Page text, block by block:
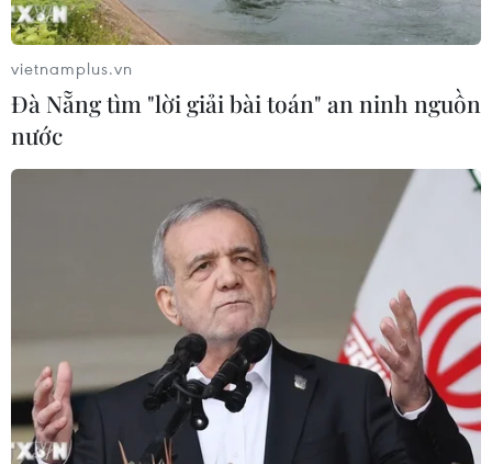
Meta tung công cụ AI lập trình tự
động cho nhà phát triển
06/08/2026 06:40
Doanh thu AI của Microsoft phụ
thuộc phần lớn vào đối tác OpenAI
Tây Ninh: Tạo điều kiện hình thành
doanh nghiệp công nghệ chiến lược
06/08/2026 04:45
vietnamplus.vn
Đà Nẵng tìm "lời giải bài toán" an ninh nguồn
nước